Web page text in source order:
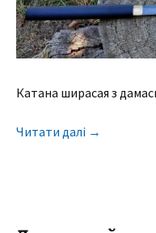
Катана ширасая з
Читати далі →